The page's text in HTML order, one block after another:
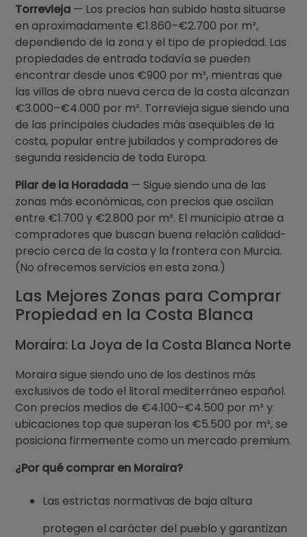
Torrevieja — Los precios han subido hasta situarse
en aproximadamente €1.860–€2.700 por m²,
dependiendo de la zona y el tipo de propiedad. Las
propiedades de entrada todavía se pueden
encontrar desde unos €900 por m², mientras que
las villas de obra nueva cerca de la costa alcanzan
€3.000–€4.000 por m². Torrevieja sigue siendo una
de las principales ciudades más asequibles de la
costa, popular entre jubilados y compradores de
segunda residencia de toda Europa.
Pilar de la Horadada — Sigue siendo una de las
zonas más económicas, con precios que oscilan
entre €1.700 y €2.800 por m². El municipio atrae a
compradores que buscan buena relación calidad-
precio cerca de la costa y la frontera con Murcia.
(No ofrecemos servicios en esta zona.)
Las Mejores Zonas para Comprar
Propiedad en la Costa Blanca
Moraira: La Joya de la Costa Blanca Norte
Moraira sigue siendo uno de los destinos más
exclusivos de todo el litoral mediterráneo español.
Con precios medios de €4.100–€4.500 por m² y
ubicaciones top que superan los €5.500 por m², se
posiciona firmemente como un mercado premium.
¿Por qué comprar en Moraira?
Las estrictas normativas de baja altura
protegen el carácter del pueblo y garantizan